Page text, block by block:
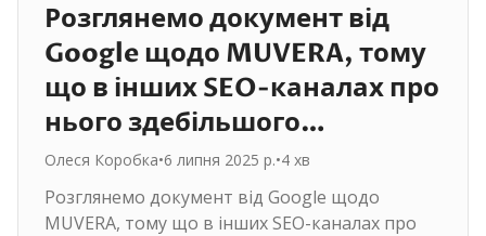
Розглянемо документ від
Google щодо MUVERA, тому
що в інших SEO-каналах про
нього здебільшого…
Олеся Коробка•6 липня 2025 р.•4 хв
Розглянемо документ від Google щодо
MUVERA, тому що в інших SEO-каналах про